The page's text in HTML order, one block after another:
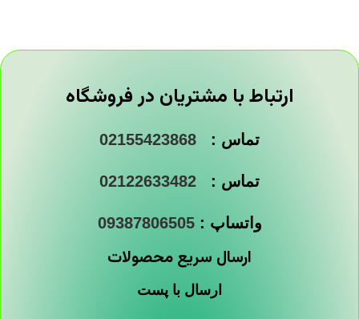
ارتباط با مشتریان در فروشگاه
تماس : 02155423868
تماس : 02122633482
واتساپ :09387806505
ارسال سریع محصولات
ارسال با پست